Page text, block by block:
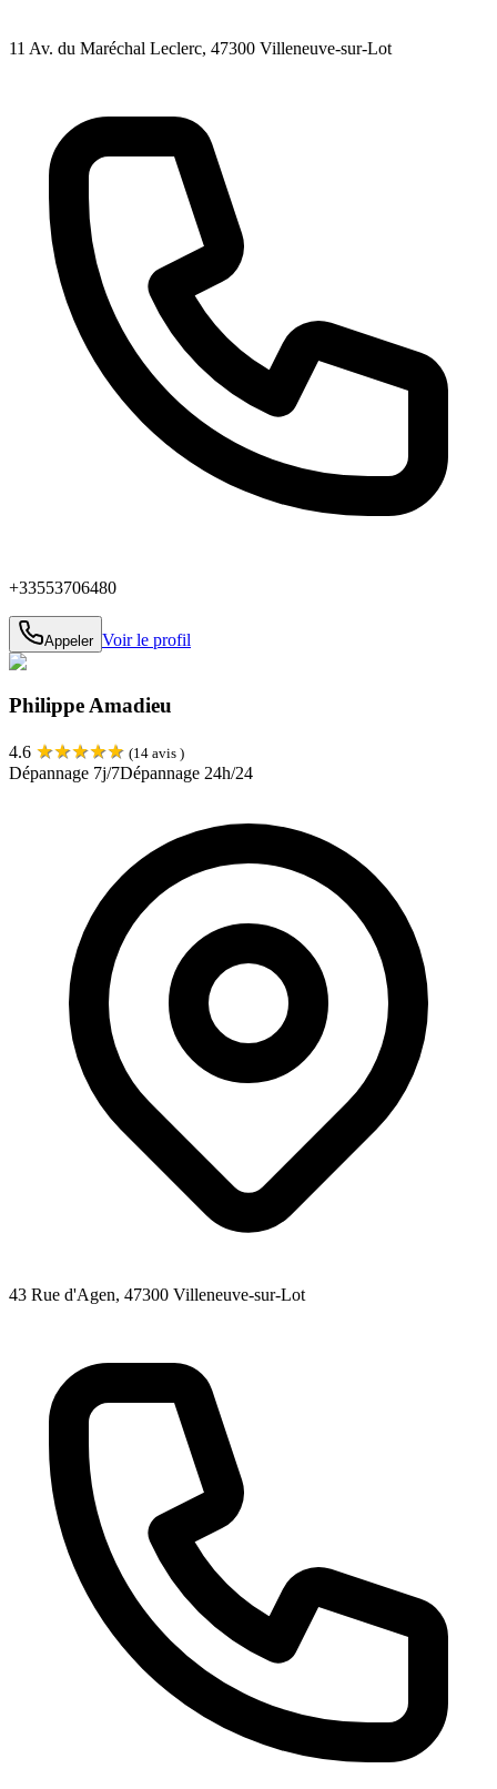
11 Av. du Maréchal Leclerc, 47300 Villeneuve-sur-Lot
+33553706480
Appeler Voir le profil
Philippe Amadieu
4.6 ★★★★★ (14 avis )
Dépannage 7j/7Dépannage 24h/24
43 Rue d'Agen, 47300 Villeneuve-sur-Lot